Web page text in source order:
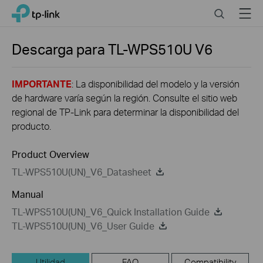
Click
navigation
TP-Link, Reliably Smart SearchMenu
Descarga paraTL-WPS510UV6
IMPORTANTE: La disponibilidad del modelo y la versión
de hardware varía según la región. Consulte el sitio web
regional de TP-Link para determinar la disponibilidad del
producto.
Product Overview
TL-WPS510U(UN)_V6_Datasheet
Manual
TL-WPS510U(UN)_V6_Quick Installation Guide
TL-WPS510U(UN)_V6_User Guide